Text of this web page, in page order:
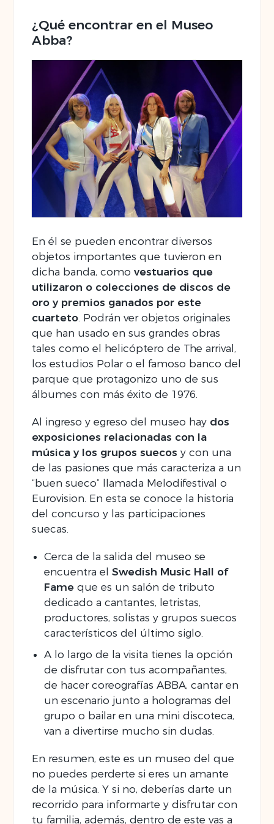
¿Qué encontrar en el Museo
Abba?
En él se pueden encontrar diversos
objetos importantes que tuvieron en
dicha banda, comovestuarios que
utilizaron o colecciones de discos de
oro y premios ganados por este
cuarteto. Podrán ver objetos originales
que han usado en sus grandes obras
tales como el helicóptero de The arrival,
los estudios Polar o el famoso banco del
parque que protagonizo uno de sus
álbumes con más éxito de 1976.
Al ingreso y egreso del museo hay dos
exposiciones relacionadas con la
música y los grupos suecos y con una
de las pasiones que más caracteriza a un
“buen sueco” llamada Melodifestival o
Eurovision. En esta se conoce la historia
del concurso y las participaciones
suecas.
Cerca de la salida del museo se
encuentra elSwedish Music Hall of
Fame que es un salón de tributo
dedicado a cantantes, letristas,
productores, solistas y grupos suecos
característicos del último siglo.
A lo largo de la visita tienes la opción
de disfrutar con tus acompañantes,
de hacer coreografías ABBA, cantar en
un escenario junto a hologramas del
grupo o bailar en una mini discoteca,
van a divertirse mucho sin dudas.
En resumen, este es un museo del que
no puedes perderte si eres un amante
de la música. Y si no, deberías darte un
recorrido para informarte y disfrutar con
tu familia, además, dentro de este vas a